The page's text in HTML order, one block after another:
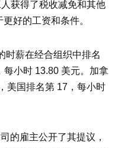
获得了税收减免和其他
好的工资和条件。
时薪在经合组织中排名
小时 13.80 美元。加拿
美国排名第 17，每小时
的雇主公开了其提议，